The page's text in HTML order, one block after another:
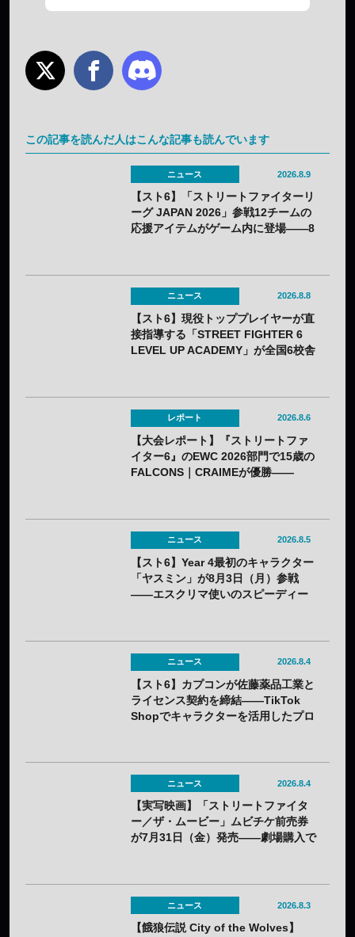
この記事を読んだ人はこんな記事も読んでいます
ニュース 2026.8.9
【スト6】「ストリートファイターリ
ーグ JAPAN 2026」参戦12チームの
応援アイテムがゲーム内に登場——8
ニュース 2026.8.8
【スト6】現役トッププレイヤーが直
接指導する「STREET FIGHTER 6
LEVEL UP ACADEMY」が全国6校舎
レポート 2026.8.6
【大会レポート】『ストリートファ
イター6』のEWC 2026部門で15歳の
FALCONS｜CRAIMEが優勝——
ニュース 2026.8.5
【スト6】Year 4最初のキャラクター
「ヤスミン」が8月3日（月）参戦
——エスクリマ使いのスピーディー
ニュース 2026.8.4
【スト6】カプコンが佐藤薬品工業と
ライセンス契約を締結——TikTok
Shopでキャラクターを活用したプロ
ニュース 2026.8.4
【実写映画】「ストリートファイタ
ー／ザ・ムービー」ムビチケ前売券
が7月31日（金）発売——劇場購入で
ニュース 2026.8.3
【餓狼伝説 City of the Wolves】